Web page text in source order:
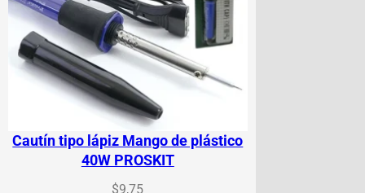
Cautín tipo lápiz Mango de plástico
40W PROSKIT
$9,75